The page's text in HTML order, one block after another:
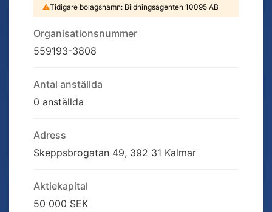
⚠Tidigare bolagsnamn: Bildningsagenten 10095 AB
Organisationsnummer
559193-3808
Antal anställda
0 anställda
Adress
Skeppsbrogatan 49, 392 31 Kalmar
Aktiekapital
50 000 SEK